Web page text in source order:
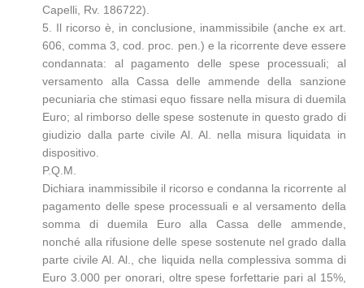
Capelli, Rv. 186722).
5. Il ricorso è, in conclusione, inammissibile (anche ex art.
606, comma 3, cod. proc. pen.) e la ricorrente deve essere
condannata: al pagamento delle spese processuali; al
versamento alla Cassa delle ammende della sanzione
pecuniaria che stimasi equo fissare nella misura di duemila
Euro; al rimborso delle spese sostenute in questo grado di
giudizio dalla parte civile Al. Al. nella misura liquidata in
dispositivo.
P.Q.M.
Dichiara inammissibile il ricorso e condanna la ricorrente al
pagamento delle spese processuali e al versamento della
somma di duemila Euro alla Cassa delle ammende,
nonché alla rifusione delle spese sostenute nel grado dalla
parte civile Al. Al., che liquida nella complessiva somma di
Euro 3.000 per onorari, oltre spese forfettarie pari al 15%,